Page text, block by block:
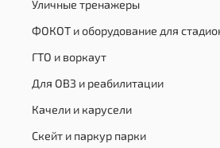
Уличные тренажеры
ФОКОТ и оборудование для
ГТО и воркаут
Для ОВЗ и реабилитации
Качели и карусели
Скейт и паркур парки